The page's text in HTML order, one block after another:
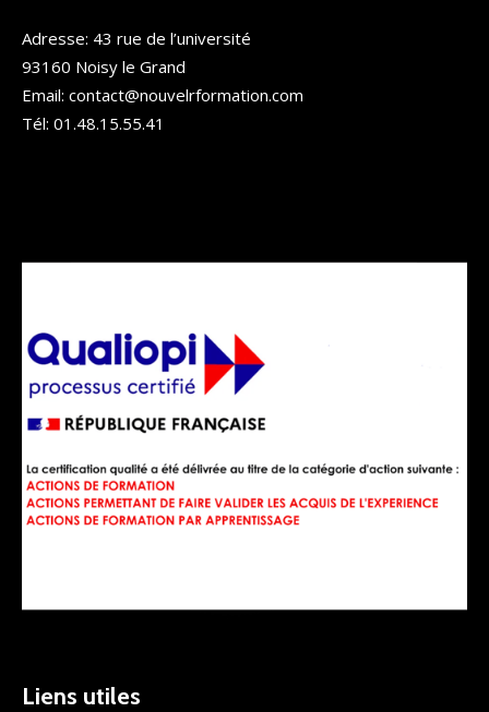
Adresse: 43 rue de l’université
93160 Noisy le Grand
Email: contact@nouvelrformation.com
Tél: 01.48.15.55.41
Liens utiles